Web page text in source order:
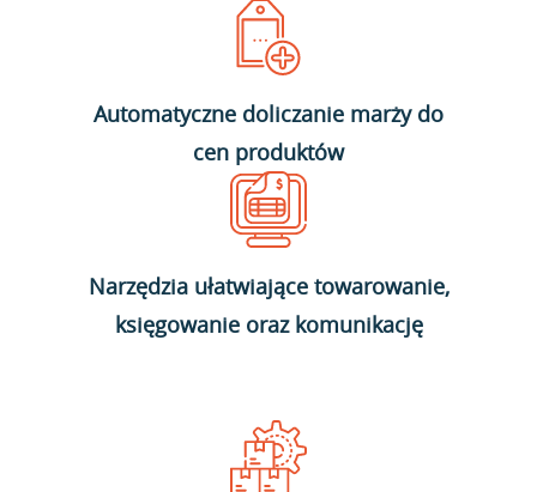
Automatyczne doliczanie marży do
cen produktów
Narzędzia ułatwiające towarowanie,
księgowanie oraz komunikację